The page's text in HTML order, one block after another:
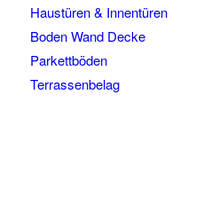
Haustüren & Innentüren
Boden Wand Decke
Parkettböden
Terrassenbelag